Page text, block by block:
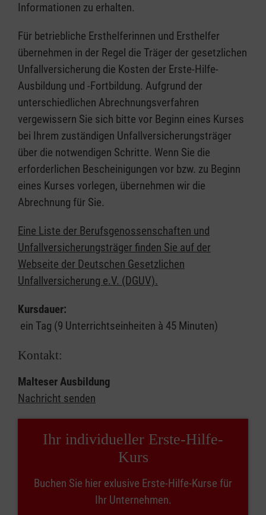
Informationen zu erhalten.
Für betriebliche Ersthelferinnen und Ersthelfer
übernehmen in der Regel die Träger der gesetzlichen
Unfallversicherung die Kosten der Erste-Hilfe-
Ausbildung und -Fortbildung. Aufgrund der
unterschiedlichen Abrechnungsverfahren
vergewissern Sie sich bitte vor Beginn eines Kurses
bei Ihrem zuständigen Unfallversicherungsträger
über die notwendigen Schritte. Wenn Sie die
erforderlichen Bescheinigungen vor bzw. zu Beginn
eines Kurses vorlegen, übernehmen wir die
Abrechnung für Sie.
Eine Liste der Berufsgenossenschaften und
Unfallversicherungsträger finden Sie auf der
Webseite der Deutschen Gesetzlichen
Unfallversicherung e.V. (DGUV).
Kursdauer:
ein Tag (9 Unterrichtseinheiten à 45 Minuten)
Kontakt:
Malteser Ausbildung
Nachricht senden
Ihr individueller Erste-Hilfe-
Kurs
Buchen Sie hier exlusive Erste-Hilfe-Kurse für
Ihr Unternehmen.